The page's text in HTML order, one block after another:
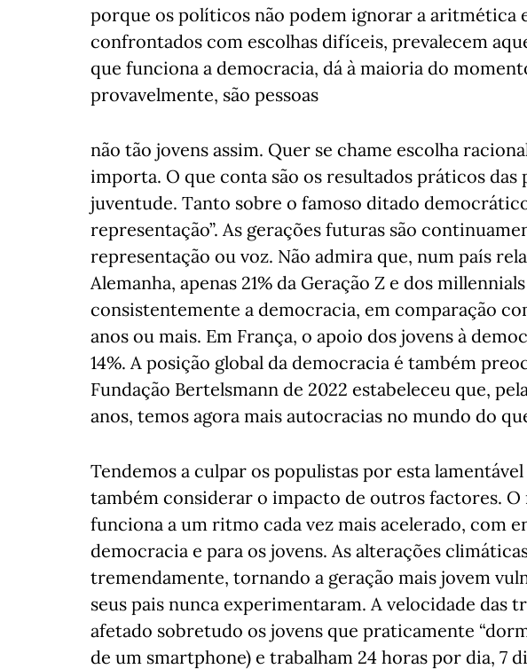
porque os políticos não podem ignorar a aritmética
confrontados com escolhas difíceis, prevalecem
que funciona a democracia, dá à maioria do
provavelmente, são pessoas
não tão jovens assim. Quer se chame escolha
importa. O que conta são os resultados práticos
juventude. Tanto sobre o famoso ditado
representação”. As gerações futuras são
representação ou voz. Não admira que, num país
Alemanha, apenas 21% da Geração Z e dos
consistentemente a democracia, em comparação
anos ou mais. Em França, o apoio dos jovens à
14%. A posição global da democracia é também
Fundação Bertelsmann de 2022 estabeleceu que,
anos, temos agora mais autocracias no mundo do
Tendemos a culpar os populistas por esta
também considerar o impacto de outros factores. O
funciona a um ritmo cada vez mais acelerado, com
democracia e para os jovens. As alterações
tremendamente, tornando a geração mais jovem
seus pais nunca experimentaram. A velocidade das
afetado sobretudo os jovens que praticamente
de um smartphone) e trabalham 24 horas por dia, 7